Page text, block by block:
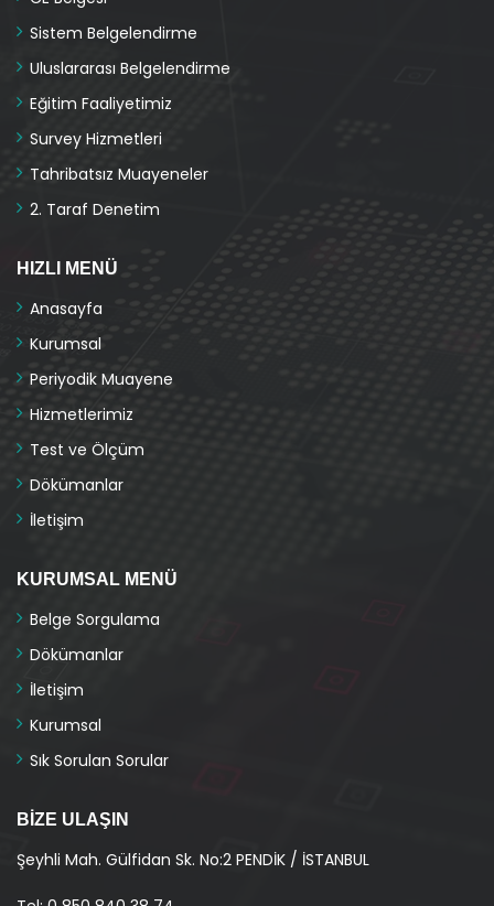
Sistem Belgelendirme
Uluslararası Belgelendirme
Eğitim Faaliyetimiz
Survey Hizmetleri
Tahribatsız Muayeneler
2. Taraf Denetim
HIZLI MENÜ
Anasayfa
Kurumsal
Periyodik Muayene
Hizmetlerimiz
Test ve Ölçüm
Dökümanlar
İletişim
KURUMSAL MENÜ
Belge Sorgulama
Dökümanlar
İletişim
Kurumsal
Sık Sorulan Sorular
BIZE ULAŞIN
Şeyhli Mah. Gülfidan Sk. No:2 PENDİK / İSTANBUL